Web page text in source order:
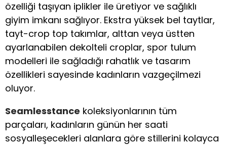
özelliği taşıyan iplikler ile üretiyor ve sağlıklı
giyim imkanı sağlıyor. Ekstra yüksek bel taytlar,
tayt-crop top takımlar, alttan veya üstten
ayarlanabilen dekolteli croplar, spor tulum
modelleri ile sağladığı rahatlık ve tasarım
özellikleri sayesinde kadınların vazgeçilmezi
oluyor.
Seamlesstance koleksiyonlarının tüm
parçaları, kadınların günün her saati
sosyalleşecekleri alanlara göre stillerini kolayca